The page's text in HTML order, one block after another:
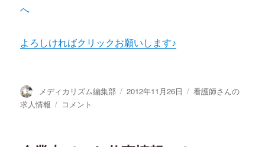
よろしければクリックお願いします♪
投
稿
メディカリズム編集部
投
2012年11月26日
カ
看護師さんの
求人情報
大
コメント